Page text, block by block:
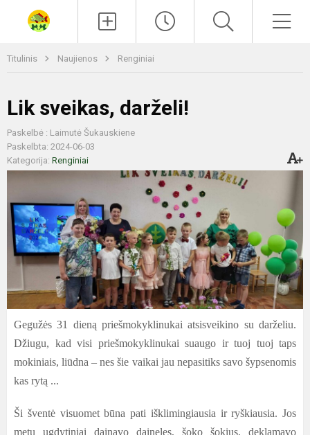
Titulinis Naujienos Renginiai
Lik sveikas, darželi!
Paskelbė : Laimutė Šukauskiene
Paskelbta: 2024-06-03
Kategorija: Renginiai
Gegužės 31 dieną priešmokyklinukai atsisveikino su darželiu.
Džiugu, kad visi priešmokyklinukai suaugo ir tuoj tuoj taps
mokiniais, liūdna – nes šie vaikai jau nepasitiks savo šypsenomis
kas rytą ...
Ši šventė visuomet būna pati išklimingiausia ir ryškiausia. Jos
metu ugdytiniai dainavo daineles, šoko šokius, deklamavo